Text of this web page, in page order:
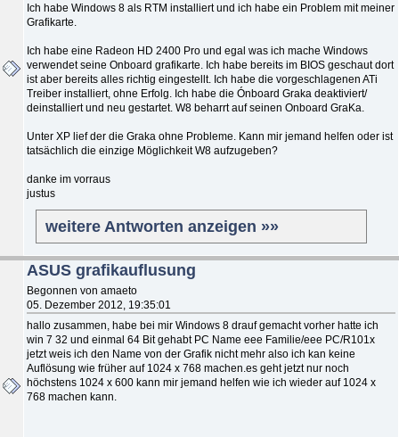
Ich habe Windows 8 als RTM installiert und ich habe ein Problem mit meiner
Grafikarte.
Ich habe eine Radeon HD 2400 Pro und egal was ich mache Windows
verwendet seine Onboard grafikarte. Ich habe bereits im BIOS geschaut dort
ist aber bereits alles richtig eingestellt. Ich habe die vorgeschlagenen ATi
Treiber installiert, ohne Erfolg. Ich habe die Ónboard Graka deaktiviert/
deinstalliert und neu gestartet. W8 beharrt auf seinen Onboard GraKa.
Unter XP lief der die Graka ohne Probleme. Kann mir jemand helfen oder ist
tatsächlich die einzige Möglichkeit W8 aufzugeben?
danke im vorraus
justus
weitere Antworten anzeigen »»
ASUS grafikauflusung
Begonnen von amaeto
05. Dezember 2012, 19:35:01
hallo zusammen, habe bei mir Windows 8 drauf gemacht vorher hatte ich
win 7 32 und einmal 64 Bit gehabt PC Name eee Familie/eee PC/R101x
jetzt weis ich den Name von der Grafik nicht mehr also ich kan keine
Auflösung wie früher auf 1024 x 768 machen.es geht jetzt nur noch
höchstens 1024 x 600 kann mir jemand helfen wie ich wieder auf 1024 x
768 machen kann.